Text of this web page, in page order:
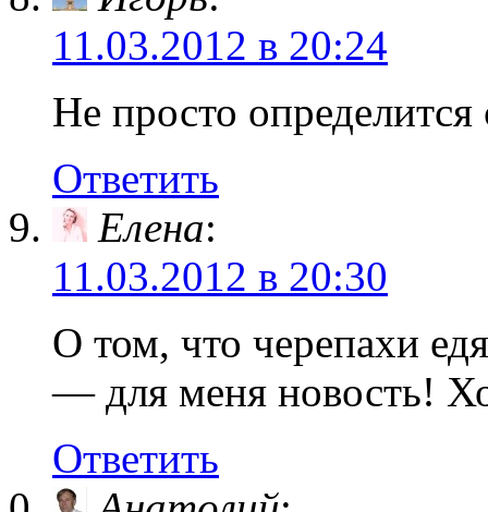
11.03.2012 в 20:24
Не просто
Ответить
Елена:
11.03.2012 в 20:30
О том, что черепахи
— для меня новость!
Ответить